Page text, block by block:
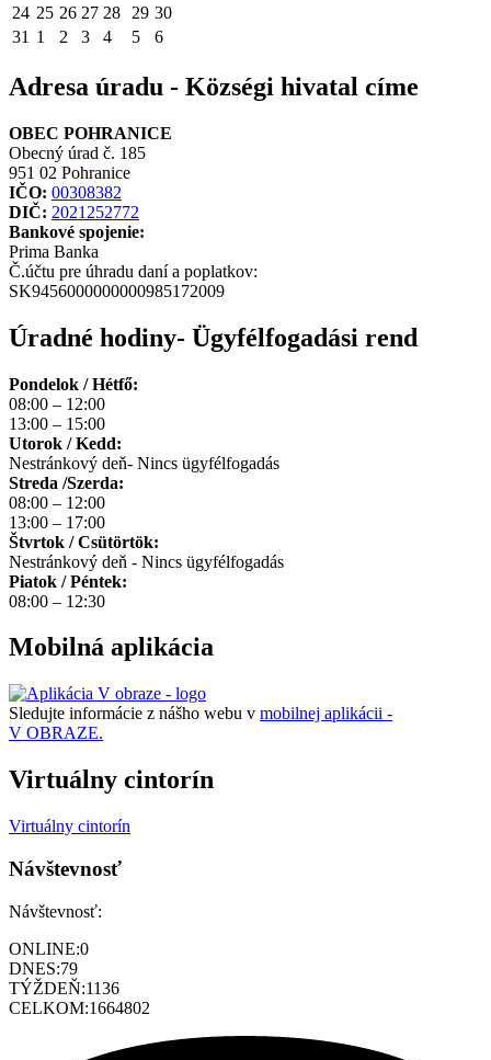
24 25 26 27 28 29 30
31 1 2 3 4 5 6
Adresa úradu - Községi hivatal címe
OBEC POHRANICE
Obecný úrad č. 185
951 02 Pohranice
IČO: 00308382
DIČ: 2021252772
Bankové spojenie:
Prima Banka
Č.účtu pre úhradu daní a poplatkov:
SK9456000000000985172009
Úradné hodiny- Ügyfélfogadási rend
Pondelok / Hétfő:
08:00 – 12:00
13:00 – 15:00
Utorok / Kedd:
Nestránkový deň- Nincs ügyfélfogadás
Streda /Szerda:
08:00 – 12:00
13:00 – 17:00
Štvrtok / Csütörtök:
Nestránkový deň - Nincs ügyfélfogadás
Piatok / Péntek:
08:00 – 12:30
Mobilná aplikácia
Sledujte informácie z nášho webu v mobilnej aplikácii -
V OBRAZE.
Virtuálny cintorín
Virtuálny cintorín
Návštevnosť
Návštevnosť:
ONLINE:0
DNES:79
TÝŽDEŇ:1136
CELKOM:1664802